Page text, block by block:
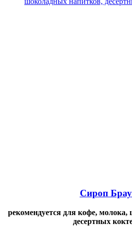
Сироп
рекомендуется для кофе,
десертных